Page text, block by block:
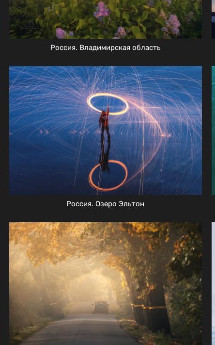
Россия. Владимирская область
Россия. Озеро Эльтон